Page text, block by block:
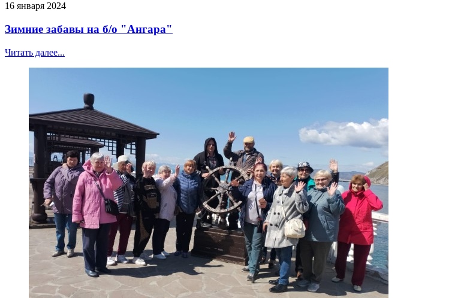
16 января 2024
Зимние забавы на б/о "Ангара"
Читать далее...